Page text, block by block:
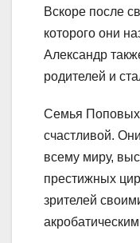
Вскоре после
которого они
Александр
родителей и
Семья Поповых
счастливой.
всему миру,
престижных
зрителей